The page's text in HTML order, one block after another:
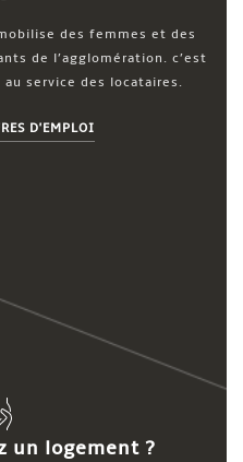
des femmes et des
de l’agglomération. c’est
service des locataires.
D'EMPLOI
un logement ?